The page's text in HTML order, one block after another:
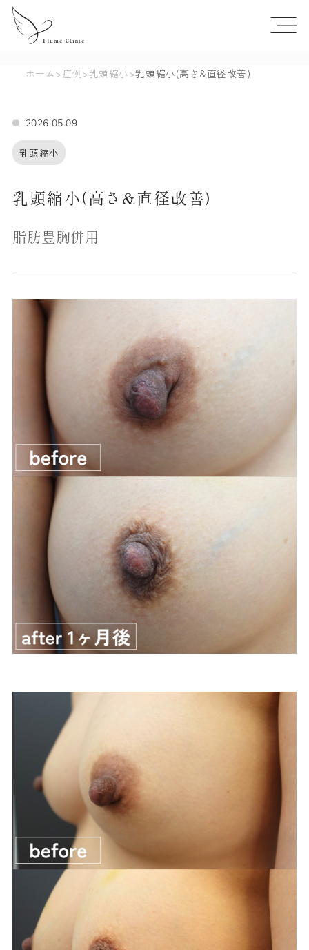
ホーム>症例>乳頭縮小>乳頭縮小(高さ&直径改善)
2026.05.09
乳頭縮小
乳頭縮小(高さ&直径改善)
脂肪豊胸併用